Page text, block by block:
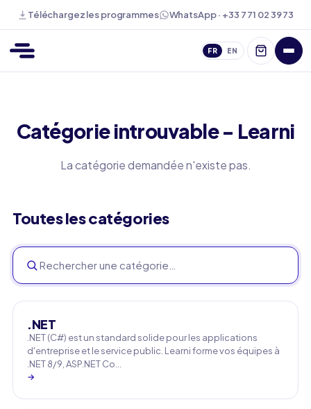
Téléchargez les programmes WhatsApp · +33 7 71 02 39 73
FR EN
Catégorie introuvable - Learni
La catégorie demandée n'existe pas.
Toutes les catégories
.NET
.NET (C#) est un standard solide pour les applications
d'entreprise et le service public. Learni forme vos équipes à
.NET 8/9, ASP.NET Co…
→